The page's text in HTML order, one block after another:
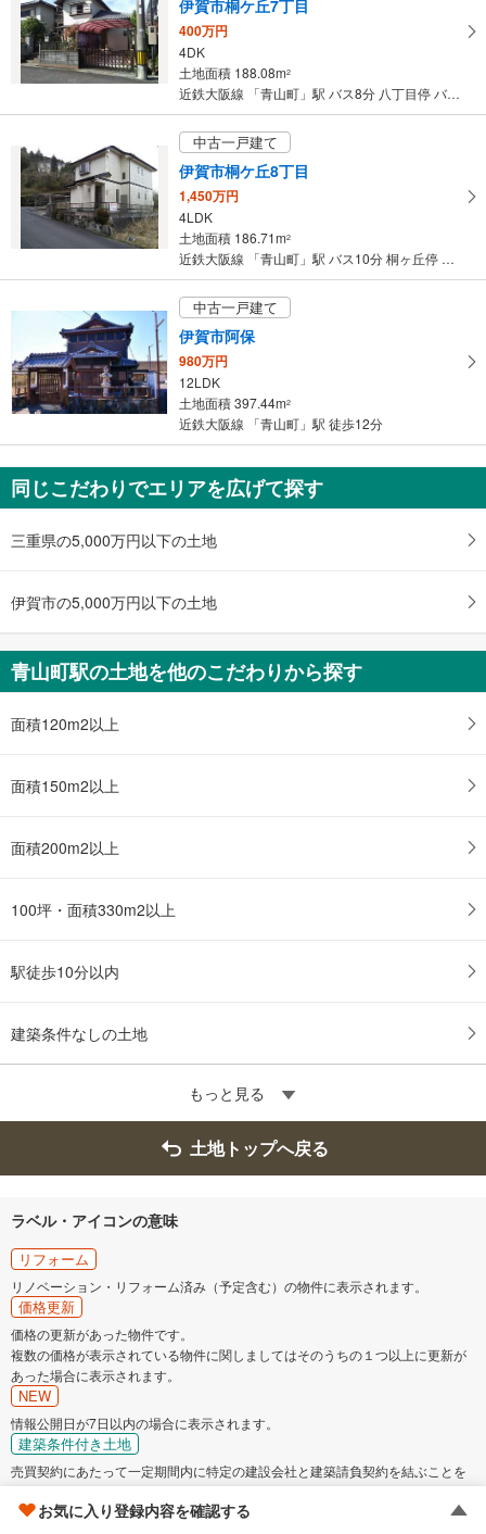
イ
ペ
ー
ジ
存
す
る
伊賀市桐ケ丘7丁目
400万円
4DK
土地面積 188.08m2
近鉄大阪線 「青山町」駅 バス8分 八丁目停 バス停下車 徒歩1分
中古一戸建て
伊賀市桐ケ丘8丁目
1,450万円
4LDK
土地面積 186.71m2
近鉄大阪線 「青山町」駅 バス10分 桐ヶ丘停 バス停下車 徒歩4分
中古一戸建て
伊賀市阿保
980万円
12LDK
土地面積 397.44m2
近鉄大阪線 「青山町」駅 徒歩12分
同じこだわりでエリアを広げて探す
三重県の5,000万円以下の土地
伊賀市の5,000万円以下の土地
青山町駅の土地を他のこだわりから探す
面積120m2以上
面積150m2以上
面積200m2以上
100坪・面積330m2以上
駅徒歩10分以内
建築条件なしの土地
もっと見る
土地トップへ戻る
ラベル・アイコンの意味
リフォーム
リノベーション・リフォーム済み（予定含む）の物件に表示されます。
価格更新
価格の更新があった物件です。
複数の価格が表示されている物件に関しましてはそのうちの１つ以上に更新が
あった場合に表示されます。
NEW
情報公開日が7日以内の場合に表示されます。
建築条件付き土地
売買契約にあたって一定期間内に特定の建設会社と建築請負契約を結ぶことを
条件にしている土地に表示されます。
未入居お気に入り登録内容を確認する